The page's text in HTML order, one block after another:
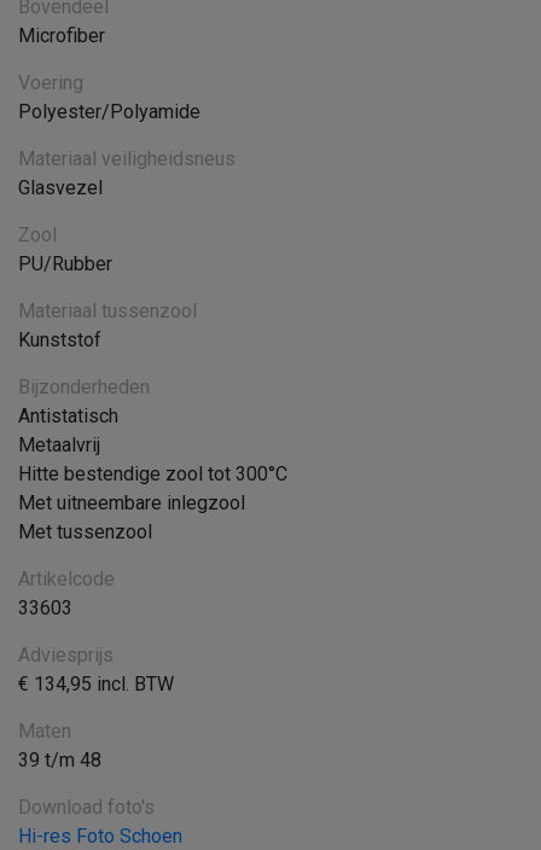
Bovendeel
Microfiber
Voering
Polyester/Polyamide
Materiaal veiligheidsneus
Glasvezel
Zool
PU/Rubber
Materiaal tussenzool
Kunststof
Bijzonderheden
Antistatisch
Metaalvrij
Hitte bestendige zool tot 300°C
Met uitneembare inlegzool
Met tussenzool
Artikelcode
33603
Adviesprijs
€ 134,95 incl. BTW
Maten
39 t/m 48
Download foto's
Hi-res Foto Schoen